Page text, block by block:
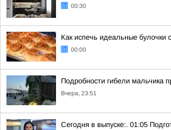
00:30
Как испечь идеальные булочки
00:00
Подробности гибели мальчика
Вчера, 23:51
Сегодня в выпуске:. 01:05